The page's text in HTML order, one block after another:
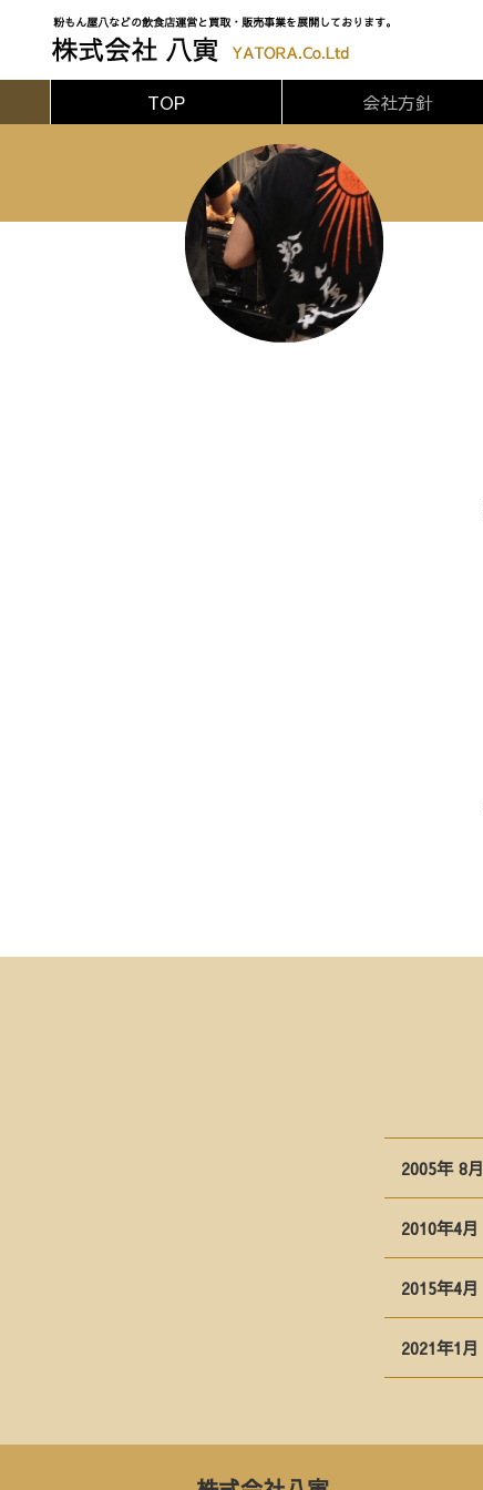
TOP 会社方針
2005年 8月
2010年4月
2015年4月
2021年1月